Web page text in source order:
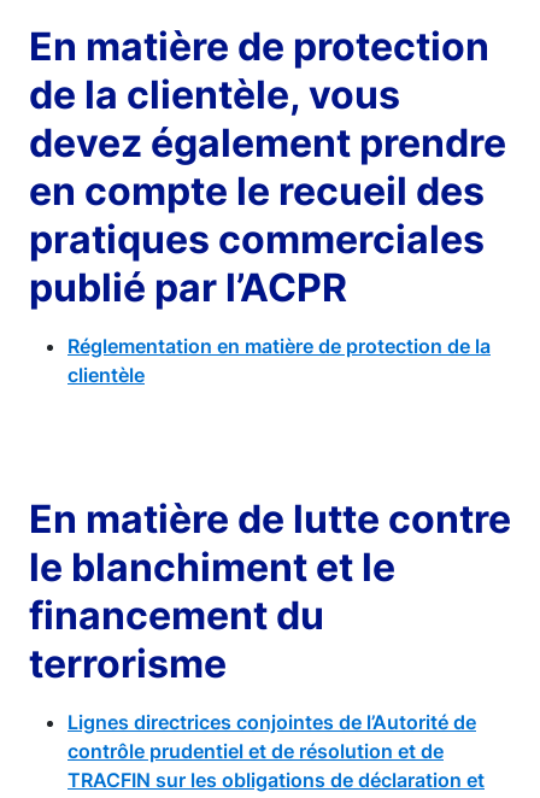
En matière de protection
de la clientèle, vous
devez également prendre
en compte le recueil des
pratiques commerciales
publié par l’ACPR
Réglementation en matière de protection de la
clientèle
En matière de lutte contre
le blanchiment et le
financement du
terrorisme
Lignes directrices conjointes de l’Autorité de
contrôle prudentiel et de résolution et de
TRACFIN sur les obligations de déclaration et